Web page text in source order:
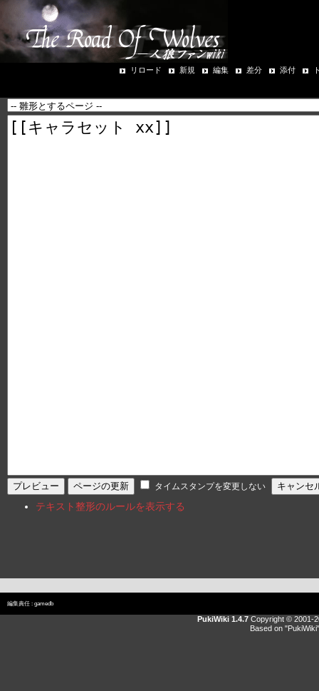
リロード 新規 編集 差分 添付
タイムスタンプを変更しない
テキスト整形のルールを表示する
編集責任 : gamedb
PukiWiki 1.4.7 Copyright © 2001-
Based on